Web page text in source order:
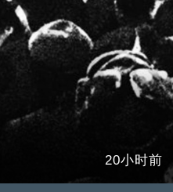
20小时前